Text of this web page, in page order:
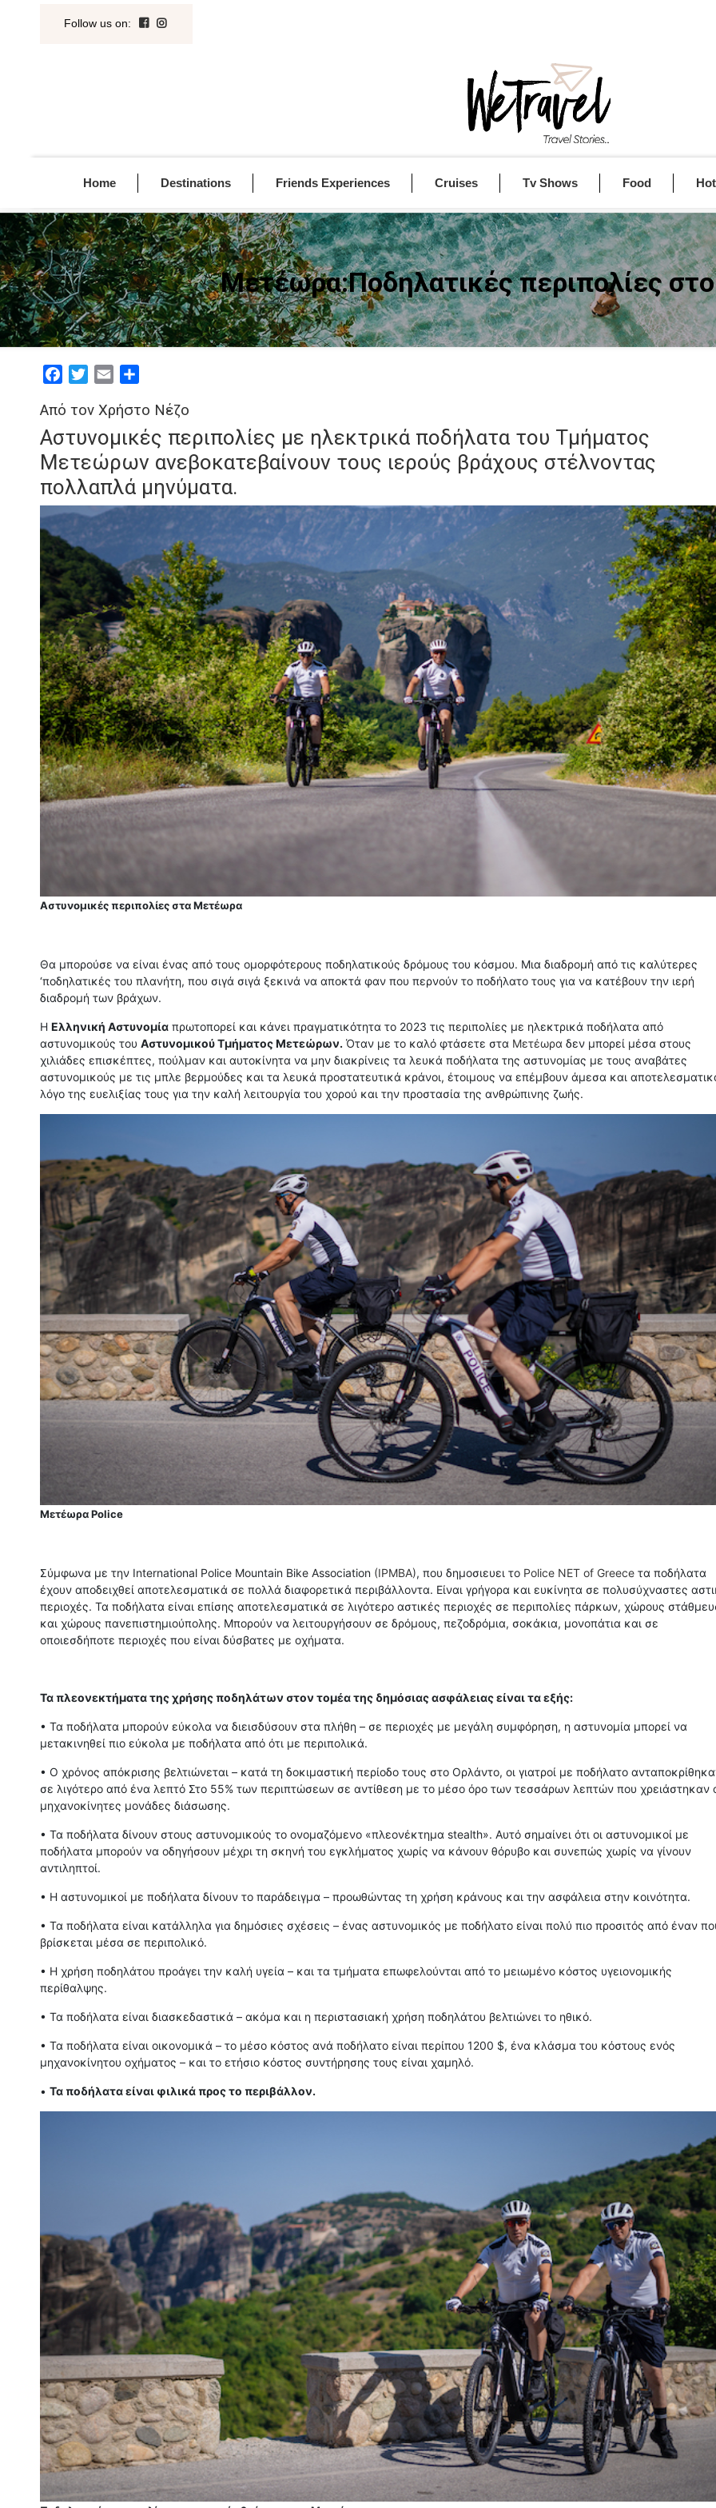
Follow us on:
Home Destinations Friends Experiences Cruises Tv Shows Food
Μετέωρα:Ποδηλατικές περιπολίες
FacebookTwitterEmail
Από τον Χρήστο Νέζο
Αστυνομικές περιπολίες με ηλεκτρικά ποδήλατα του Τμήματος
Μετεώρων ανεβοκατεβαίνουν τους ιερούς βράχους στέλνοντας
πολλαπλά μηνύματα.
Αστυνομικές περιπολίες στα Μετέωρα
Θα μπορούσε να είναι ένας από τους ομορφότερους ποδηλατικούς δρόμους του κόσμου. Μια διαδρομή από τις καλύτερες
‘ποδηλατικές του πλανήτη, που σιγά σιγά ξεκινά να αποκτά φαν που περνούν το ποδήλατο τους για να κατέβουν την ιερή
διαδρομή των βράχων.
Η Ελληνική Αστυνομία πρωτοπορεί και κάνει πραγματικότητα το 2023 τις περιπολίες με ηλεκτρικά ποδήλατα από
αστυνομικούς του Αστυνομικού Τμήματος Μετεώρων. Όταν με το καλό φτάσετε στα Μετέωρα δεν μπορεί μέσα στους
χιλιάδες επισκέπτες, πούλμαν και αυτοκίνητα να μην διακρίνεις τα λευκά ποδήλατα της αστυνομίας με τους αναβάτες
αστυνομικούς με τις μπλε βερμούδες και τα λευκά προστατευτικά κράνοι, έτοιμους να επέμβουν άμεσα και
λόγο της ευελιξίας τους για την καλή λειτουργία του χορού και την προστασία της ανθρώπινης ζωής.
Μετέωρα Police
Σύμφωνα με την International Police Mountain Bike Association (IPMBA), που δημοσιευει το Police NET of Greece τα ποδήλατα
έχουν αποδειχθεί αποτελεσματικά σε πολλά διαφορετικά περιβάλλοντα. Είναι γρήγορα και ευκίνητα σε πολυσύχναστες
περιοχές. Τα ποδήλατα είναι επίσης αποτελεσματικά σε λιγότερο αστικές περιοχές σε περιπολίες πάρκων, χώρους
και χώρους πανεπιστημιούπολης. Μπορούν να λειτουργήσουν σε δρόμους, πεζοδρόμια, σοκάκια, μονοπάτια και σε
οποιεσδήποτε περιοχές που είναι δύσβατες με οχήματα.
Τα πλεονεκτήματα της χρήσης ποδηλάτων στον τομέα της δημόσιας ασφάλειας είναι τα εξής:
• Τα ποδήλατα μπορούν εύκολα να διεισδύσουν στα πλήθη – σε περιοχές με μεγάλη συμφόρηση, η αστυνομία μπορεί να
μετακινηθεί πιο εύκολα με ποδήλατα από ότι με περιπολικά.
• Ο χρόνος απόκρισης βελτιώνεται – κατά τη δοκιμαστική περίοδο τους στο Ορλάντο, οι γιατροί με ποδήλατο
σε λιγότερο από ένα λεπτό Στο 55% των περιπτώσεων σε αντίθεση με το μέσο όρο των τεσσάρων λεπτών που χρειάστηκαν
μηχανοκίνητες μονάδες διάσωσης.
• Τα ποδήλατα δίνουν στους αστυνομικούς το ονομαζόμενο «πλεονέκτημα stealth». Αυτό σημαίνει ότι οι αστυνομικοί με
ποδήλατα μπορούν να οδηγήσουν μέχρι τη σκηνή του εγκλήματος χωρίς να κάνουν θόρυβο και συνεπώς χωρίς να γίνουν
αντιληπτοί.
• Η αστυνομικοί με ποδήλατα δίνουν το παράδειγμα – προωθώντας τη χρήση κράνους και την ασφάλεια στην κοινότητα.
• Τα ποδήλατα είναι κατάλληλα για δημόσιες σχέσεις – ένας αστυνομικός με ποδήλατο είναι πολύ πιο προσιτός από έναν
βρίσκεται μέσα σε περιπολικό.
• Η χρήση ποδηλάτου προάγει την καλή υγεία – και τα τμήματα επωφελούνται από το μειωμένο κόστος υγειονομικής
περίθαλψης.
• Τα ποδήλατα είναι διασκεδαστικά – ακόμα και η περιστασιακή χρήση ποδηλάτου βελτιώνει το ηθικό.
• Τα ποδήλατα είναι οικονομικά – το μέσο κόστος ανά ποδήλατο είναι περίπου 1200 $, ένα κλάσμα του κόστους ενός
μηχανοκίνητου οχήματος – και το ετήσιο κόστος συντήρησης τους είναι χαμηλό.
• Τα ποδήλατα είναι φιλικά προς το περιβάλλον.